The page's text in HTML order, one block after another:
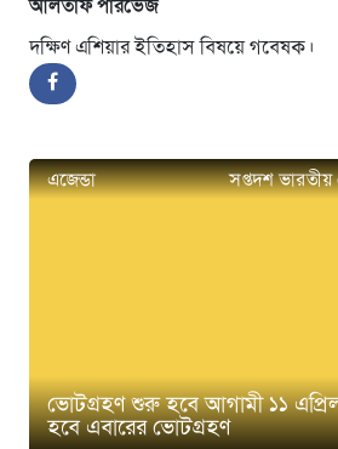
আলতাফ পারভেজ
দক্ষিণ এশিয়ার ইতিহাস বিষয়ে গবেষক।
এজেন্ডা সপ্তদশ ভারতীয়
ভোটগ্রহণ শুরু হবে আগামী ১১
হবে এবারের ভোটগ্রহণ